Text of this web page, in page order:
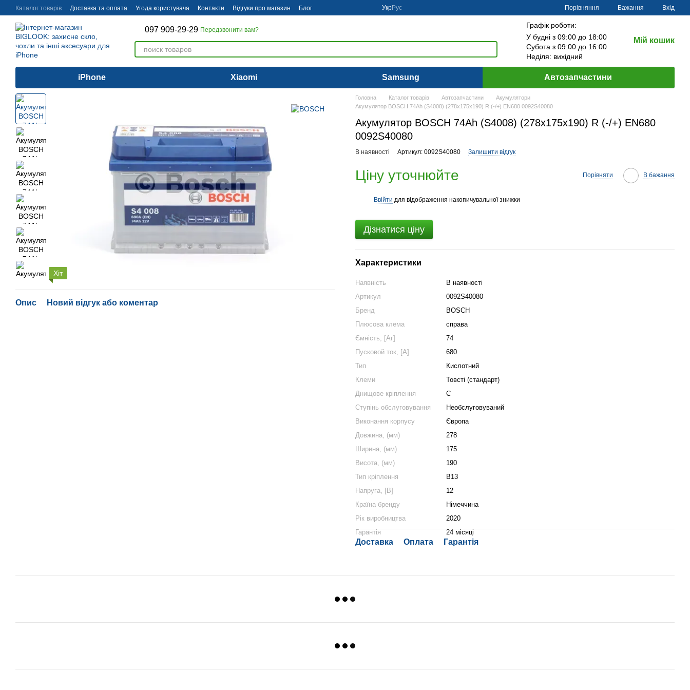
Перейти до основного контенту
Каталог товарів Доставка та оплата Угода користувача Контакти Відгуки про магазин Блог УкрРус Порівняння Бажання Вхід
097 909-29-29 Передзвонити вам?
Графік роботи:
У будні з 09:00 до 18:00
Субота з 09:00 до 16:00
Неділя: вихідний
Мій кошик
iPhone Xiaomi Samsung Автозапчастини
Хіт
Опис Новий відгук або коментар
Головна Каталог товарів Автозапчастини
Акумулятори
Акумулятор BOSCH 74Ah (S4008) (278x175x190) R (-/+) EN680 0092S40080
Акумулятор BOSCH 74Ah (S4008) (278x175x190) R (-/+) EN680
0092S40080
В наявності Артикул: 0092S40080 Залишити відгук
Ціну уточнюйте Порівняти В бажання
Ввійти для відображення накопичувальної знижки
Дізнатися ціну
Характеристики
Наявність
В наявності
Артикул
0092S40080
Бренд
BOSCH
Плюсова клема
справа
Ємність, [Аг]
74
Пусковой ток, [А]
680
Тип
Кислотний
Клеми
Товсті (стандарт)
Днищове кріплення
Є
Cтупінь обслуговування
Необслуговуваний
Виконання корпусу
Європа
Довжина, (мм)
278
Ширина, (мм)
175
Висота, (мм)
190
Тип кріплення
B13
Напруга, [В]
12
Країна бренду
Німеччина
Рік виробництва
2020
Гарантія
24 місяці
Доставка Оплата Гарантія